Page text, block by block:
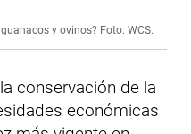
y ovinos? Foto: WCS.
conservación de la
económicas